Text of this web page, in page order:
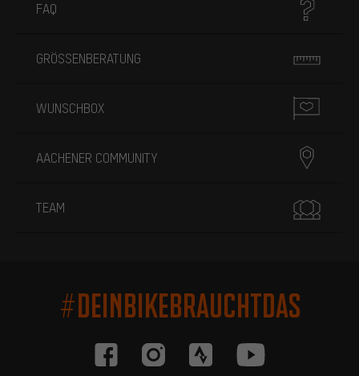
FAQ
GRÖSSENBERATUNG
WUNSCHBOX
AACHENER COMMUNITY
TEAM
#DEINBIKEBRAUCHTDAS